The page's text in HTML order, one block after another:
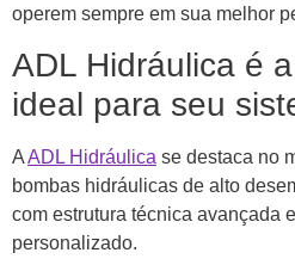
operem sempre em sua melhor
ADL Hidráulica é
ideal para seu
AADL Hidráulica se destaca no
bombas hidráulicas de alto
com estrutura técnica avançada
personalizado.